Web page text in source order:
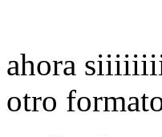
ahora
otro